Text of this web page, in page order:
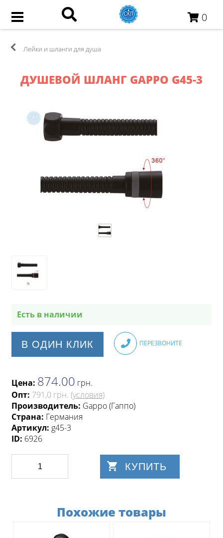
0
Лейки и шланги для душа
ДУШЕВОЙ ШЛАНГ GAPPO G45-3
Есть в наличии
В ОДИН КЛИК ПЕРЕЗВОНИТЕ
Цена: 874.00 грн.
Опт: 791,0 грн. (условия)
Производитель: Gappo (Гаппо)
Страна: Германия
Артикул: g45-3
ID: 6926
КУПИТЬ
Похожие товары